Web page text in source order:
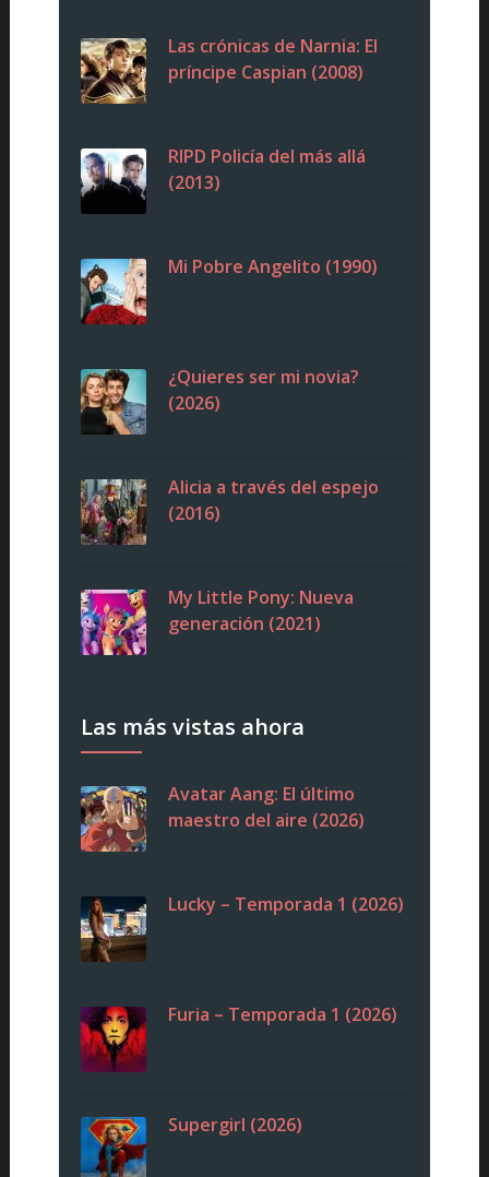
Las crónicas de Narnia: El
príncipe Caspian (2008)
RIPD Policía del más allá
(2013)
Mi Pobre Angelito (1990)
¿Quieres ser mi novia?
(2026)
Alicia a través del espejo
(2016)
My Little Pony: Nueva
generación (2021)
Las más vistas ahora
Avatar Aang: El último
maestro del aire (2026)
Lucky – Temporada 1 (2026)
Furia – Temporada 1 (2026)
Supergirl (2026)